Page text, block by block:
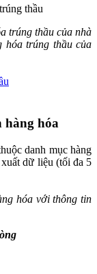
trúng thầu của nhà
hóa trúng thầu của
hàng hóa
danh mục hàng
xuất dữ liệu (tối đa 5
hóa với thông tin